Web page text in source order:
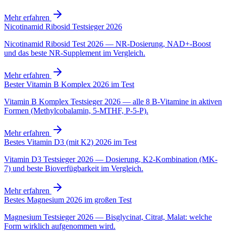
Mehr erfahren
Nicotinamid Ribosid Testsieger 2026
Nicotinamid Ribosid Test 2026 — NR-Dosierung, NAD+-Boost
und das beste NR-Supplement im Vergleich.
Mehr erfahren
Bester Vitamin B Komplex 2026 im Test
Vitamin B Komplex Testsieger 2026 — alle 8 B-Vitamine in aktiven
Formen (Methylcobalamin, 5-MTHF, P-5-P).
Mehr erfahren
Bestes Vitamin D3 (mit K2) 2026 im Test
Vitamin D3 Testsieger 2026 — Dosierung, K2-Kombination (MK-
7) und beste Bioverfügbarkeit im Vergleich.
Mehr erfahren
Bestes Magnesium 2026 im großen Test
Magnesium Testsieger 2026 — Bisglycinat, Citrat, Malat: welche
Form wirklich aufgenommen wird.